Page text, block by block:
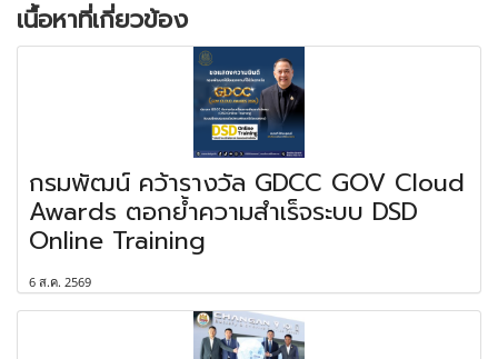
เนื้อหาที่เกี่ยวข้อง
กรมพัฒน์ คว้ารางวัล GDCC GOV Cloud
Awards ตอกย้ำความสำเร็จระบบ DSD
Online Training
6 ส.ค. 2569